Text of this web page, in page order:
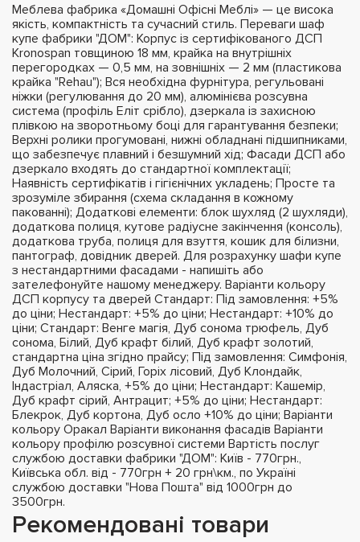
Меблева фабрика «Домашні Офісні Меблі» — це висока
якість, компактність та сучасний стиль. Переваги шаф
купе фабрики "ДОМ": Корпус із сертифікованого ДСП
Kronospan товщиною 18 мм, крайка на внутрішніх
перегородках — 0,5 мм, на зовнішніх — 2 мм (пластикова
крайка "Rehau"); Вся необхідна фурнітура, регульовані
ніжки (регулювання до 20 мм), алюмінієва розсувна
система (профіль Еліт срібло), дзеркала із захисною
плівкою на зворотньому боці для гарантування безпеки;
Верхні ролики прогумовані, нижні обладнані підшипниками,
що забезпечує плавний і безшумний хід; Фасади ДСП або
дзеркало входять до стандартної комплектації;
Наявність сертифікатів і гігієнічних укладень; Просте та
зрозуміле збирання (схема складання в кожному
пакованні); Додаткові елементи: блок шухляд (2 шухляди),
додаткова полиця, кутове радіусне закінчення (консоль),
додаткова труба, полиця для взуття, кошик для білизни,
пантограф, довідник дверей. Для розрахунку шафи купе
з нестандартними фасадами - напишіть або
зателефонуйте нашому менеджеру. Варіанти кольору
ДСП корпусу та дверей Стандарт: Під замовлення: +5%
до ціни; Нестандарт: +5% до ціни; Нестандарт: +10% до
ціни; Стандарт: Венге магія, Дуб сонома трюфель, Дуб
сонома, Білий, Дуб крафт білий, Дуб крафт золотий,
стандартна ціна згідно прайсу; Під замовлення: Симфонія,
Дуб Молочний, Сірий, Горіх лісовий, Дуб Клондайк,
Індастріал, Аляска, +5% до ціни; Нестандарт: Кашемір,
Дуб крафт сірий, Антрацит; +5% до ціни; Нестандарт:
Блекрок, Дуб кортона, Дуб осло +10% до ціни; Варіанти
кольору Оракал Варіанти виконання фасадів Варіанти
кольору профілю розсувної системи Вартість послуг
службою доставки фабрики "ДОМ": Київ - 770грн.,
Київська обл. від - 770грн + 20 грн\км., по Україні
службою доставки "Нова Пошта" від 1000грн до
3500грн.
Рекомендовані товари